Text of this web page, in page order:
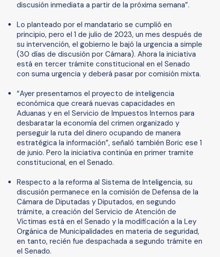
discusión inmediata a partir de la próxima semana”.
Lo planteado por el mandatario se cumplió en
principio, pero el 1 de julio de 2023, un mes después de
su intervención, el gobierno le bajó la urgencia a simple
(30 días de discusión por Cámara). Ahora la iniciativa
está en tercer trámite constitucional en el Senado
con suma urgencia y deberá pasar por comisión mixta.
“Ayer presentamos el proyecto de inteligencia
económica que creará nuevas capacidades en
Aduanas y en el Servicio de Impuestos Internos para
desbaratar la economía del crimen organizado y
perseguir la ruta del dinero ocupando de manera
estratégica la información”, señaló también Boric ese 1
de junio. Pero la iniciativa continúa en primer tramite
constitucional, en el Senado.
Respecto a la reforma al Sistema de Inteligencia, su
discusión permanece en la comisión de Defensa de la
Cámara de Diputadas y Diputados, en segundo
trámite, a creación del Servicio de Atención de
Víctimas está en el Senado y la modificación a la Ley
Orgánica de Municipalidades en materia de seguridad,
en tanto, recién fue despachada a segundo trámite en
el Senado.